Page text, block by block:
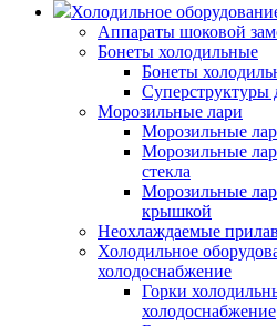
Холодильное
Аппараты шоковой
Бонеты холодильные
Бонеты
Суперструктуры
Морозильные лари
Морозильные
Морозильные
стекла
Морозильные
крышкой
Неохлаждаемые
Холодильное
холодоснабжение
Горки
холодоснабжение